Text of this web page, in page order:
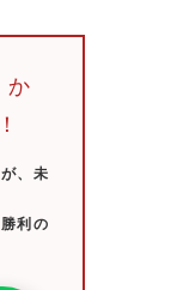
か
、未
利の